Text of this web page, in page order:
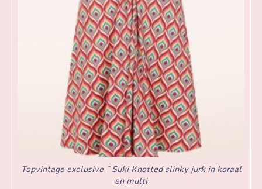
Topvintage exclusive ~ Suki Knotted slinky jurk in koraal
en multi